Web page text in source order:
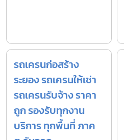
รถเครนก่อสร้าง
ระยอง รถเครนให้เช่า
รถเครนรับจ้าง ราคา
ถูก รองรับทุกงาน
บริการ ทุกพื้นที่ ภาค